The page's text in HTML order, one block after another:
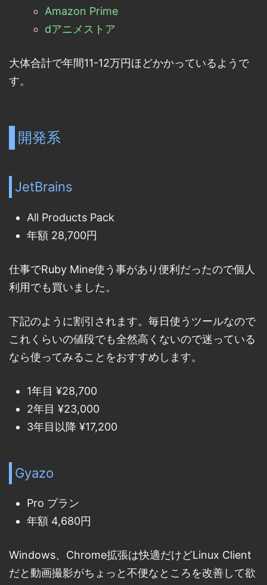
Amazon Prime
dアニメストア
大体合計で年間11-12万円ほどかかっているようで
す。
開発系
JetBrains
All Products Pack
年額 28,700円
仕事でRuby Mine使う事があり便利だったので個人
利用でも買いました。
下記のように割引されます。毎日使うツールなので
これくらいの値段でも全然高くないので迷っている
なら使ってみることをおすすめします。
1年目 ¥28,700
2年目 ¥23,000
3年目以降 ¥17,200
Gyazo
Pro プラン
年額 4,680円
Windows、Chrome拡張は快適だけどLinux Client
だと動画撮影がちょっと不便なところを改善して欲